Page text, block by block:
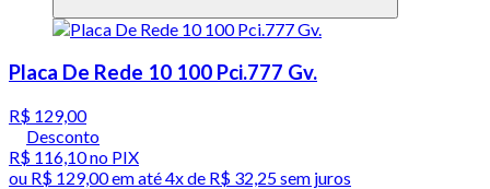
Placa De Rede 10 100 Pci.777 Gv.
R$ 129,00
Desconto
R$ 116,10no PIX
ou R$ 129,00em até4x de R$ 32,25 sem juros